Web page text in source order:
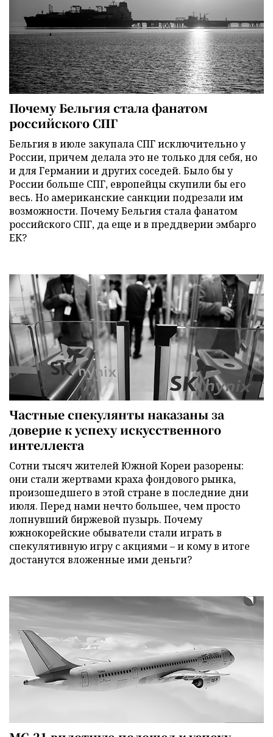
Почему Бельгия стала фанатом
российского СПГ
Бельгия в июле закупала СПГ исключительно у
России, причем делала это не только для себя, но
и для Германии и других соседей. Было бы у
России больше СПГ, европейцы скупили бы его
весь. Но американские санкции подрезали им
возможности. Почему Бельгия стала фанатом
российского СПГ, да еще и в преддверии эмбарго
ЕК?
Частные спекулянты наказаны за
доверие к успеху искусственного
интеллекта
Сотни тысяч жителей Южной Кореи разорены:
они стали жертвами краха фондового рынка,
произошедшего в этой стране в последние дни
июля. Перед нами нечто большее, чем просто
лопнувший биржевой пузырь. Почему
южнокорейские обыватели стали играть в
спекулятивную игру с акциями – и кому в итоге
достанутся вложенные ими деньги?